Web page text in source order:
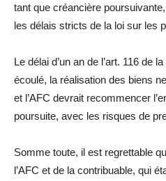
tant que créancière
les délais stricts de la loi sur les
Le délai d’un an de l’art. 116 de
écoulé, la réalisation des biens
et l’AFC devrait recommencer
poursuite, avec les risques de
Somme toute, il est regrettable
l’AFC et de la contribuable, qui